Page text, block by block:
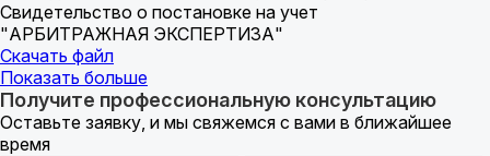
Свидетельство о постановке на учет
"АРБИТРАЖНАЯ ЭКСПЕРТИЗА"
Скачать файл
Показать больше
Получите профессиональную консультацию
Оставьте заявку, и мы свяжемся с вами в ближайшее
время